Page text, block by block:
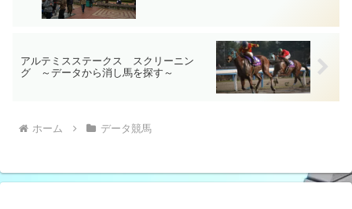
アルテミスステークス スクリーニン
グ ～データから消し馬を探す～
ホーム データ競馬